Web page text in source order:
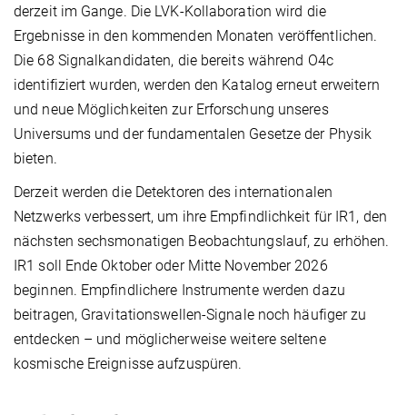
derzeit im Gange. Die LVK-Kollaboration wird die
Ergebnisse in den kommenden Monaten veröffentlichen.
Die 68 Signalkandidaten, die bereits während O4c
identifiziert wurden, werden den Katalog erneut erweitern
und neue Möglichkeiten zur Erforschung unseres
Universums und der fundamentalen Gesetze der Physik
bieten.
Derzeit werden die Detektoren des internationalen
Netzwerks verbessert, um ihre Empfindlichkeit für IR1, den
nächsten sechsmonatigen Beobachtungslauf, zu erhöhen.
IR1 soll Ende Oktober oder Mitte November 2026
beginnen. Empfindlichere Instrumente werden dazu
beitragen, Gravitationswellen-Signale noch häufiger zu
entdecken – und möglicherweise weitere seltene
kosmische Ereignisse aufzuspüren.